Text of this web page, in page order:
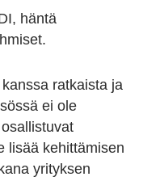
häntä
ratkaista ja
ei ole
lisää kehittämisen
yrityksen